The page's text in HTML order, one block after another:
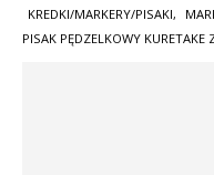
KREDKI/MARKERY/PISAKI,
PISAK PĘDZELKOWY KURETAKE